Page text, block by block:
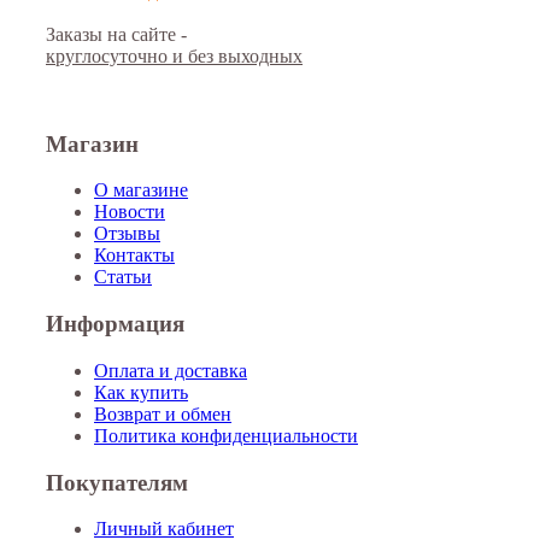
Заказы на сайте -
круглосуточно и без выходных
Магазин
О магазине
Новости
Отзывы
Контакты
Статьи
Информация
Оплата и доставка
Как купить
Возврат и обмен
Политика конфиденциальности
Покупателям
Личный кабинет